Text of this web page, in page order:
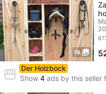
19 photo_library
storefront
Der Holzbock
Show 4 ads by this seller